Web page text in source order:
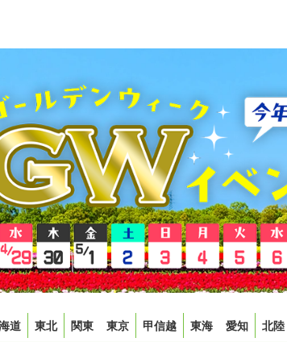
道 東北 関東 東京 甲信越 東海 愛知 北陸